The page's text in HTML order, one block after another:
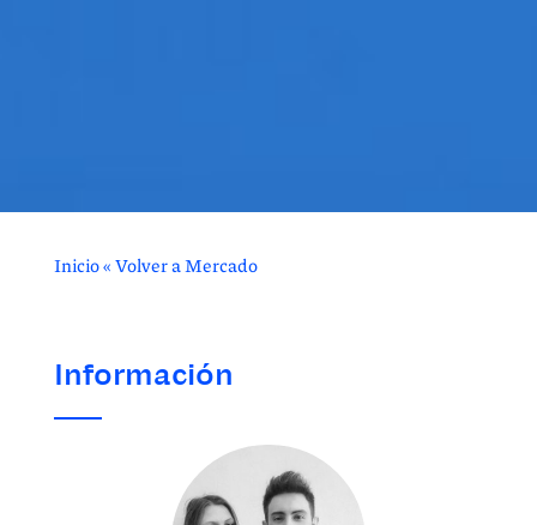
Inicio«Volver a Mercado
Información